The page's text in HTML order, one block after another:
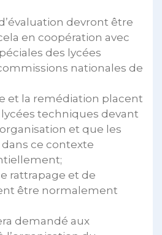
devront être
en coopération avec
des lycées
nationales de
et la remédiation placent
techniques devant
et que les
ce contexte
rattrapage et de
être normalement
demandé aux